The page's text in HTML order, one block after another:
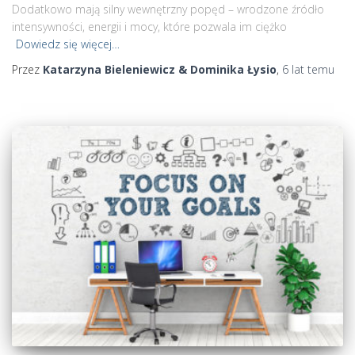
Dodatkowo mają silny wewnętrzny popęd – wrodzone źródło
intensywności, energii i mocy, które pozwala im ciężko
Dowiedz się więcej…
Przez Katarzyna Bieleniewicz & Dominika Łysio, 6 lat temu